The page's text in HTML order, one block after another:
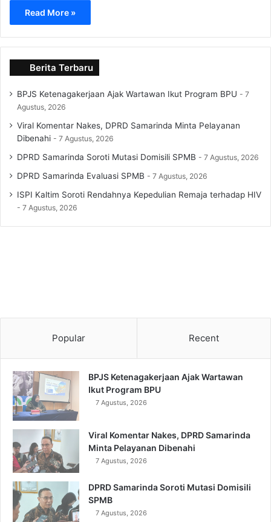
Read More »
Berita Terbaru
BPJS Ketenagakerjaan Ajak Wartawan Ikut Program BPU
7
Agustus, 2026
Viral Komentar Nakes, DPRD Samarinda Minta Pelayanan
Dibenahi
7 Agustus, 2026
DPRD Samarinda Soroti Mutasi Domisili SPMB 7 Agustus, 2026
DPRD Samarinda Evaluasi SPMB 7 Agustus, 2026
ISPI Kaltim Soroti Rendahnya Kepedulian Remaja terhadap HIV
7 Agustus, 2026
Popular Recent
BPJS Ketenagakerjaan Ajak Wartawan
Ikut Program BPU
7 Agustus, 2026
Viral Komentar Nakes, DPRD Samarinda
Minta Pelayanan Dibenahi
7 Agustus, 2026
DPRD Samarinda Soroti Mutasi Domisili
SPMB
7 Agustus, 2026